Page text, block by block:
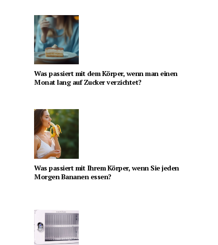
Was passiert mit dem Körper, wenn man einen
Monat lang auf Zucker verzichtet?
Was passiert mit Ihrem Körper, wenn Sie jeden
Morgen Bananen essen?